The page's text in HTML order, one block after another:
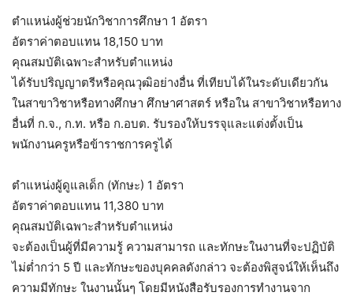
ตำแหน่งผู้ช่วยนักวิชาการศึกษา 1 อัตรา
อัตราค่าตอบแทน 18,150 บาท
คุณสมบัติเฉพาะสำหรับตำแหน่ง
ได้รับปริญญาตรีหรือคุณวุฒิอย่างอื่น ที่เทียบได้ในระดับเดียวกัน
ในสาขาวิชาหรือทางศึกษา ศึกษาศาสตร์ หรือใน สาขาวิชาหรือทาง
อื่นที่ ก.จ., ก.ท. หรือ ก.อบต. รับรองให้บรรจุและแต่งตั้งเป็น
พนักงานครูหรือข้าราชการครูได้
ตำแหน่งผู้ดูแลเด็ก (ทักษะ) 1 อัตรา
อัตราค่าตอบแทน 11,380 บาท
คุณสมบัติเฉพาะสำหรับตำแหน่ง
จะต้องเป็นผู้ที่มีความรู้ ความสามารถ และทักษะในงานที่จะปฏิบัติ
ไม่ต่ำกว่า 5 ปี และทักษะของบุคคลดังกล่าว จะต้องพิสูจน์ให้เห็นถึง
ความมีทักษะ ในงานนั้นๆ โดยมีหนังสือรับรองการทำงานจาก